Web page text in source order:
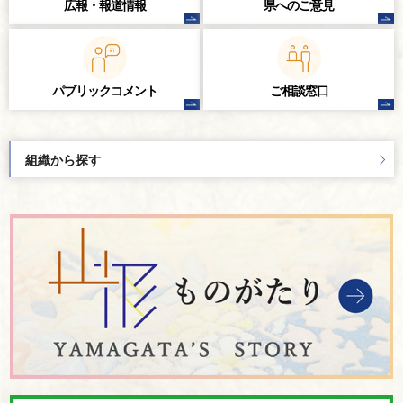
広報・報道情報 県へのご意見
パブリックコメント ご相談窓口
組織から探す